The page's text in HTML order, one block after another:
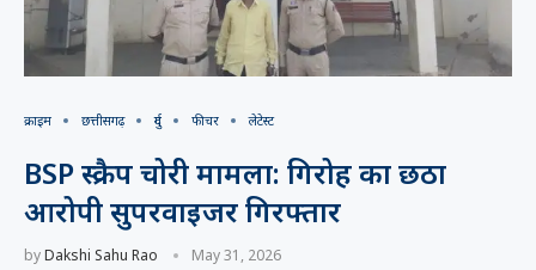
क्राइम छत्तीसगढ़ दुर्ग फीचर लेटेस्ट
BSP स्क्रैप चोरी मामला: गिरोह का छठा
आरोपी सुपरवाइजर गिरफ्तार
byDakshi Sahu Rao May 31, 2026